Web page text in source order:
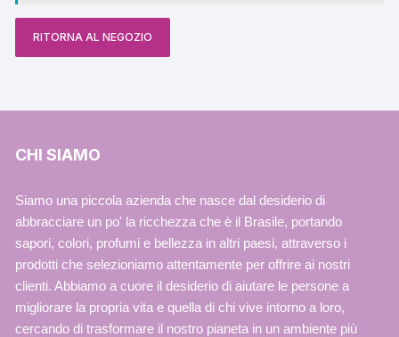
RITORNA AL NEGOZIO
CHI SIAMO
Siamo una piccola azienda che nasce dal desiderio di
abbracciare un po' la ricchezza che è il Brasile, portando
sapori, colori, profumi e bellezza in altri paesi, attraverso i
prodotti che selezioniamo attentamente per offrire ai nostri
clienti. Abbiamo a cuore il desiderio di aiutare le persone a
migliorare la propria vita e quella di chi vive intorno a loro,
cercando di trasformare il nostro pianeta in un ambiente più